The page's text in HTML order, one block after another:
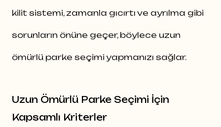
kilit sistemi, zamanla gıcırtı ve ayrılma gibi
sorunların önüne geçer, böylece uzun
ömürlü parke seçimi yapmanızı sağlar.
Uzun Ömürlü Parke Seçimi İçin
Kapsamlı Kriterler